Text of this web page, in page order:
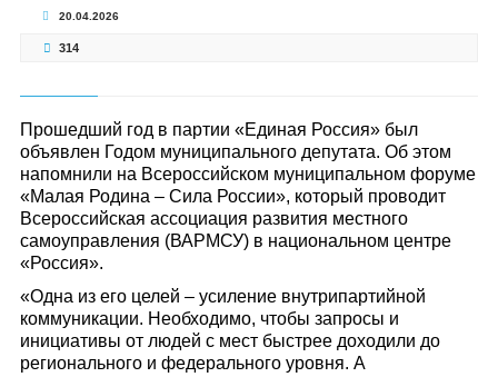
20.04.2026
314
Прошедший год в партии «Единая Россия» был
объявлен Годом муниципального депутата. Об этом
напомнили на Всероссийском муниципальном форуме
«Малая Родина – Сила России», который проводит
Всероссийская ассоциация развития местного
самоуправления (ВАРМСУ) в национальном центре
«Россия».
«Одна из его целей – усиление внутрипартийной
коммуникации. Необходимо, чтобы запросы и
инициативы от людей с мест быстрее доходили до
регионального и федерального уровня. А